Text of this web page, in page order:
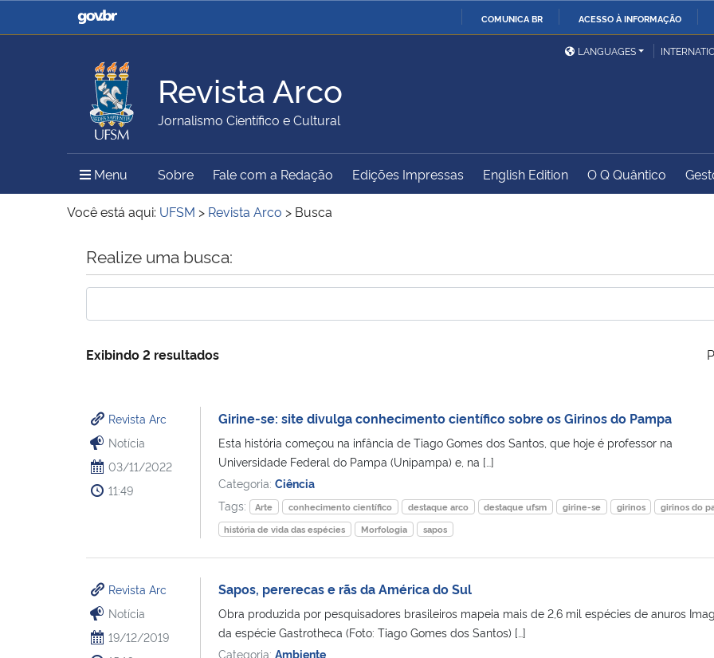
COMUNICA BR ACESSO À INFORMAÇÃO
Casa Civil
Ministério da Justiça e
Ministério da Defesa
Ministério das Relações
Exteriores
Ministério da Agricultura,
Pecuária e Abastecimento
Ministério da Educação
Ministério do Meio Ambiente Ministério do Turismo
Ministério do
Controladoria-Geral da
LANGUAGES
Revista Arco
Jornalismo Científico e Cultural
Menu Menu Principal do Sítio
Sobre Fale com a Redação Edições Impressas English Edition O Q Quântico
Você está aqui: UFSM > Revista Arco > Busca
Início do conteúdo
Realize uma busca:
Exibindo 2 resultados
Revista Arc
Notícia
03/11/2022
11:49
Girine-se: site divulga conhecimento científico sobre os Girinos do Pampa
Esta história começou na infância de Tiago Gomes dos Santos, que hoje é professor na
Universidade Federal do Pampa (Unipampa) e, na […]
Categoria: Ciência
Tags:
Arte conhecimento científico destaque arco destaque ufsm girine-se girinos
girinos do
história de vida das espécies
Morfologia sapos
Revista Arc
Notícia
19/12/2019
Sapos, pererecas e rãs da América do Sul
Obra produzida por pesquisadores brasileiros mapeia mais de 2,6 mil espécies de anuros
da espécie Gastrotheca (Foto: Tiago Gomes dos Santos) […]
Categoria: Ambiente